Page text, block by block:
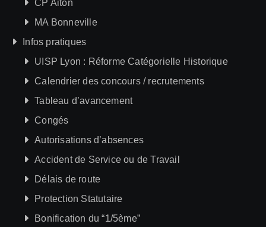
CP Aiton
MA Bonneville
Infos pratiques
UISP Lyon : Réforme Catégorielle Historique
Calendrier des concours / recrutements
Tableau d’avancement
Congés
Autorisations d’absences
Accident de Service ou de Travail
Délais de route
Protection Statutaire
Bonification du “1/5ème”